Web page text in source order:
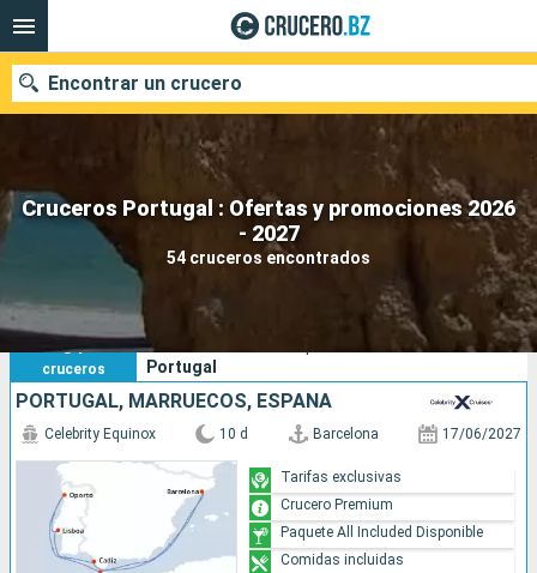
Cruceros Portugal : Ofertas y promociones 2026
- 2027
54 cruceros encontrados
Encontrar un crucero
Nuestros destinos
Fecha de salida
Compañías
Buscar
54
cruceros
Sus criterios de búsqueda:
Portugal
PORTUGAL, MARRUECOS, ESPAÑA
Celebrity Equinox 10 d Barcelona 17/06/2027
Tarifas exclusivas
Crucero Premium
Paquete All Included Disponible
Comidas incluidas